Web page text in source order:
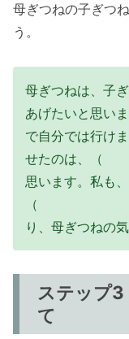
母ぎつねの子ぎつ
う。
母ぎつねは、子
あげたいと思い
で自分では行け
せたの
思います。私も
（ ）し
り、母ぎつねの
ステップ3
て